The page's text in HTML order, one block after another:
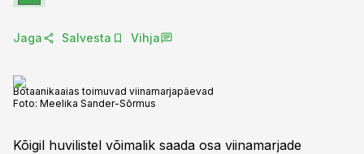
Jaga Salvesta Vihja
Botaanikaaias toimuvad viinamarjapäevad
Foto: Meelika Sander-Sõrmus
Kõigil huvilistel võimalik saada osa viinamarjade